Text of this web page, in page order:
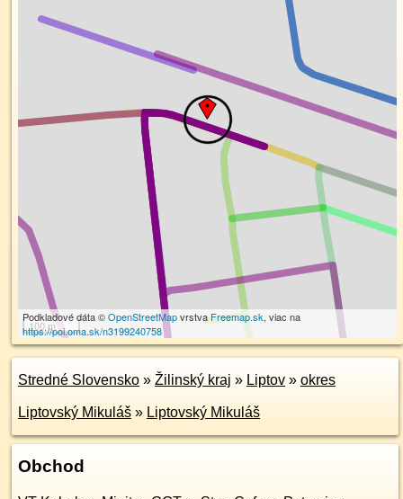
100 m
Podkladové dáta ©OpenStreetMapvrstva Freemap.sk, viac na
https://poi.oma.sk/n3199240758
Stredné Slovensko » Žilinský kraj » Liptov » okres
Liptovský Mikuláš » Liptovský Mikuláš
Obchod